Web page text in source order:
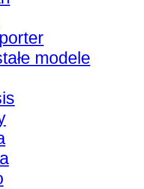
modele